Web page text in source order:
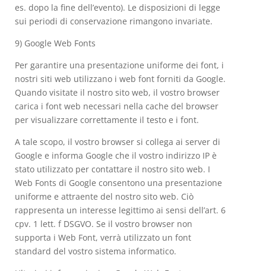
es. dopo la fine dell’evento). Le disposizioni di legge
sui periodi di conservazione rimangono invariate.
9) Google Web Fonts
Per garantire una presentazione uniforme dei font, i
nostri siti web utilizzano i web font forniti da Google.
Quando visitate il nostro sito web, il vostro browser
carica i font web necessari nella cache del browser
per visualizzare correttamente il testo e i font.
A tale scopo, il vostro browser si collega ai server di
Google e informa Google che il vostro indirizzo IP è
stato utilizzato per contattare il nostro sito web. I
Web Fonts di Google consentono una presentazione
uniforme e attraente del nostro sito web. Ciò
rappresenta un interesse legittimo ai sensi dell’art. 6
cpv. 1 lett. f DSGVO. Se il vostro browser non
supporta i Web Font, verrà utilizzato un font
standard del vostro sistema informatico.